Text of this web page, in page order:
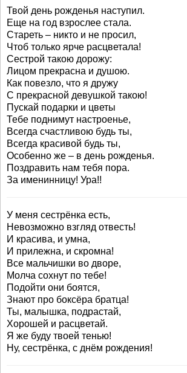
Твой день рожденья наступил.
Еще на год взрослее стала.
Стареть – никто и не просил,
Чтоб только ярче расцветала!
Сестрой такою дорожу:
Лицом прекрасна и душою.
Как повезло, что я дружу
С прекрасной девушкой такою!
Пускай подарки и цветы
Тебе поднимут настроенье,
Всегда счастливою будь ты,
Всегда красивой будь ты,
Особенно же – в день рожденья.
Поздравить нам тебя пора.
За именинницу! Ура!!
У меня сестрёнка есть,
Невозможно взгляд отвесть!
И красива, и умна,
И прилежна, и скромна!
Все мальчишки во дворе,
Молча сохнут по тебе!
Подойти они боятся,
Знают про боксёра братца!
Ты, малышка, подрастай,
Хорошей и расцветай.
Я же буду твоей тенью!
Ну, сестрёнка, с днём рождения!